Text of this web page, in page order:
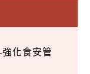
化食安管